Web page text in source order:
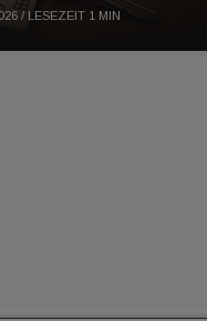
/ LESEZEIT 1 MIN